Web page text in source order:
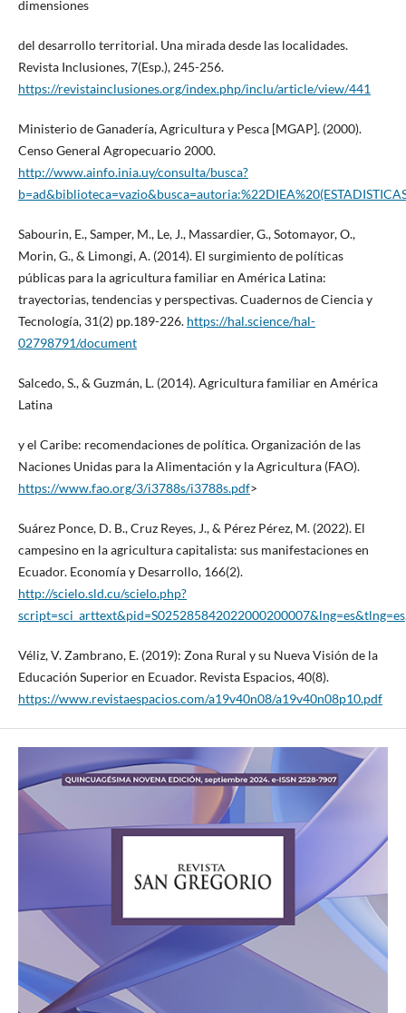
dimensiones
del desarrollo territorial. Una mirada desde las localidades.
Revista Inclusiones, 7(Esp.), 245-256.
https://revistainclusiones.org/index.php/inclu/article/view/441
Ministerio de Ganadería, Agricultura y Pesca [MGAP]. (2000).
Censo General Agropecuario 2000.
http://www.ainfo.inia.uy/consulta/busca?
Sabourin, E., Samper, M., Le, J., Massardier, G., Sotomayor, O.,
Morin, G., & Limongi, A. (2014). El surgimiento de políticas
públicas para la agricultura familiar en América Latina:
trayectorias, tendencias y perspectivas. Cuadernos de Ciencia y
Tecnología, 31(2) pp.189-226. https://hal.science/hal-
02798791/document
Salcedo, S., & Guzmán, L. (2014). Agricultura familiar en América
Latina
y el Caribe: recomendaciones de política. Organización de las
Naciones Unidas para la Alimentación y la Agricultura (FAO).
https://www.fao.org/3/i3788s/i3788s.pdf>
Suárez Ponce, D. B., Cruz Reyes, J., & Pérez Pérez, M. (2022). El
campesino en la agricultura capitalista: sus manifestaciones en
Ecuador. Economía y Desarrollo, 166(2).
http://scielo.sld.cu/scielo.php?
script=sci_arttext&pid=S025285842022000200007&lng=es&tlng=es
Véliz, V. Zambrano, E. (2019): Zona Rural y su Nueva Visión de la
Educación Superior en Ecuador. Revista Espacios, 40(8).
https://www.revistaespacios.com/a19v40n08/a19v40n08p10.pdf